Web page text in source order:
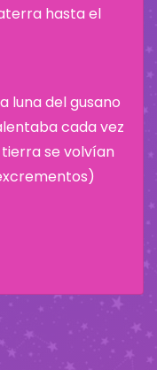
hasta el
luna del gusano
cada vez
se volvían